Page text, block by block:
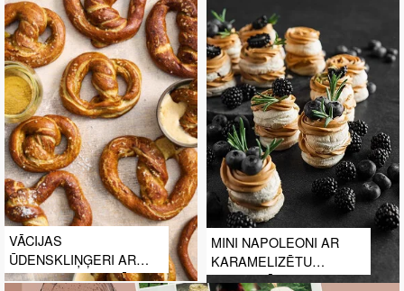
VĀCIJAS
ŪDENSKLIŅĢERI AR
KARSTO SIERA MĒRCI
MINI NAPOLEONI AR
KARAMELIZĒTU
IEBIEZINĀTO PIENU